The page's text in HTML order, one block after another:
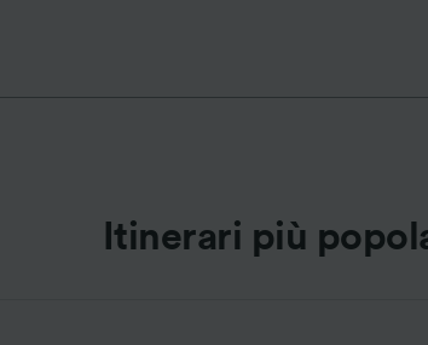
Itinerari più